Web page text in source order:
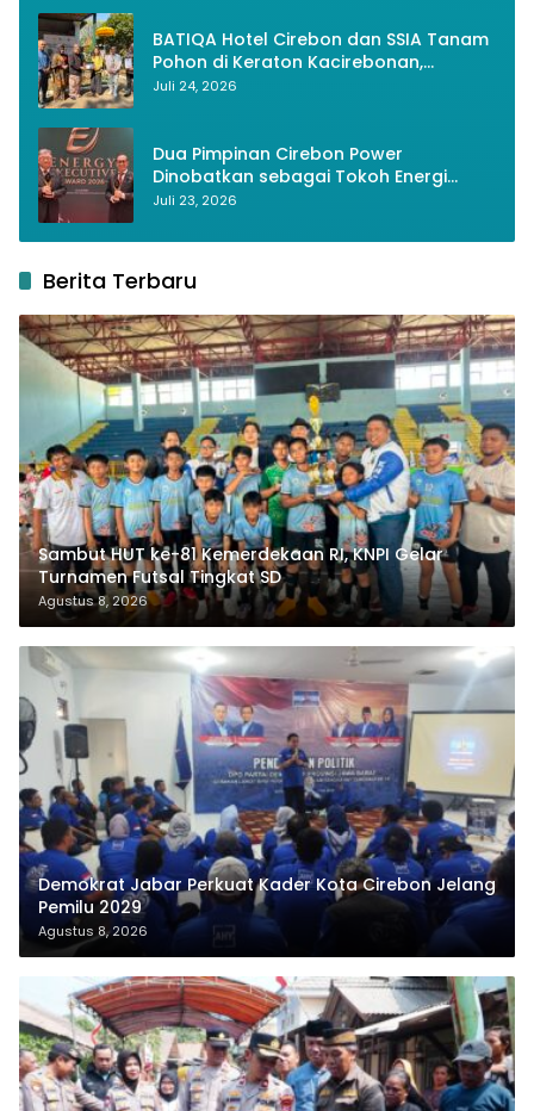
BATIQA Hotel Cirebon dan SSIA Tanam
Pohon di Keraton Kacirebonan,
Lestarikan Budaya dan Lingkungan
Juli 24, 2026
Dua Pimpinan Cirebon Power
Dinobatkan sebagai Tokoh Energi
Berkelanjutan 2026
Juli 23, 2026
Berita Terbaru
Sambut HUT ke-81 Kemerdekaan RI, KNPI Gelar
Turnamen Futsal Tingkat SD
Agustus 8, 2026
Demokrat Jabar Perkuat Kader Kota Cirebon Jelang
Pemilu 2029
Agustus 8, 2026